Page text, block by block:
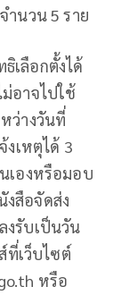
ำนวน 5 ราย
เลือกตั้งได้
อาจไปใช้
ว่างวันที่
เหตุได้ 3
เองหรือมอบ
สือจัดส่ง
งรับเป็นวัน
ที่เว็บไซต์
หรือ